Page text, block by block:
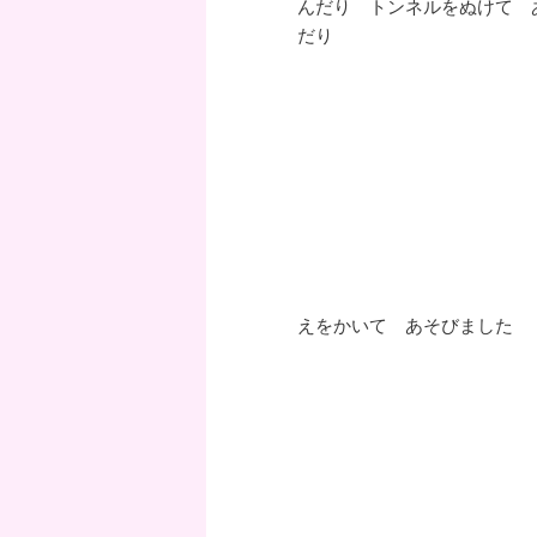
だり
えをかいて あそびました